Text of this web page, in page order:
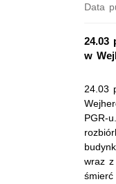
Data
24.03
w
24.03
PGR-
wraz